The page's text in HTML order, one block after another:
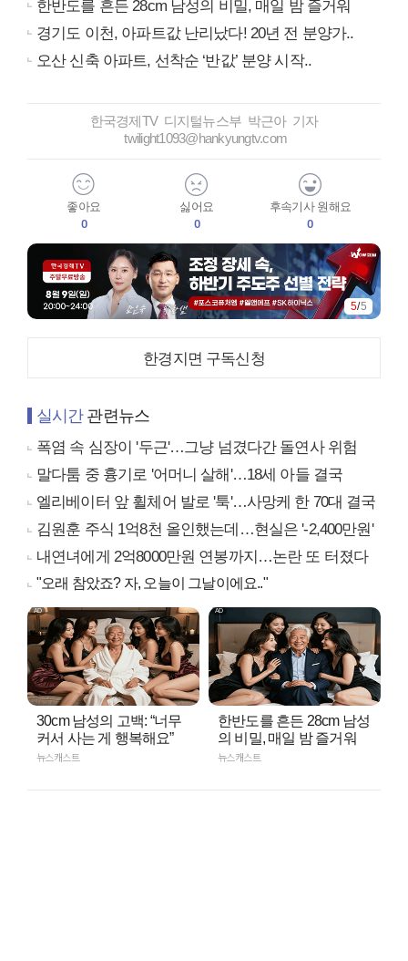
한반도를 흔든 28cm 남성의 비밀, 매일 밤 즐거워
경기도 이천, 아파트값 난리났다! 20년 전 분양가..
오산 신축 아파트, 선착순 ‘반값’ 분양 시작..
한국경제TV 디지털뉴스부 박근아 기자
twilight1093@hankyungtv.com
좋아요
0
싫어요
0
후속기사 원해요
0
5/5
한경지면 구독신청
실시간관련뉴스
폭염 속 심장이 '두근'…그냥 넘겼다간 돌연사 위험
말다툼 중 흉기로 '어머니 살해'…18세 아들 결국
엘리베이터 앞 휠체어 발로 '툭'…사망케 한 70대 결국
김원훈 주식 1억8천 올인했는데…현실은 '-2,400만원'
내연녀에게 2억8000만원 연봉까지…논란 또 터졌다
"오래 참았죠? 자, 오늘이 그날이에요.."
30cm 남성의 고백: “너무
커서 사는 게 행복해요”
뉴스캐스트
한반도를 흔든 28cm 남성
의 비밀, 매일 밤 즐거워
뉴스캐스트